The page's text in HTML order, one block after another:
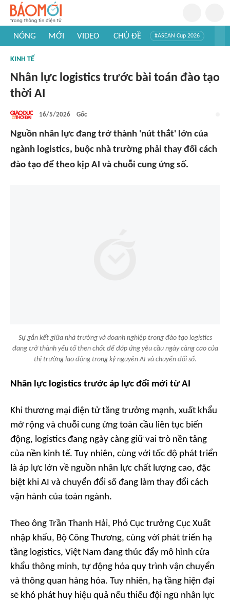
NÓNG MỚI VIDEO CHỦ ĐỀ #ASEAN Cup 2026
#Khám phá Việt Nam
KINH TẾ
Nhân lực logistics trước bài toán đào tạo
thời AI
16/5/2026 Gốc
Nguồn nhân lực đang trở thành 'nút thắt' lớn của
ngành logistics, buộc nhà trường phải thay đổi cách
đào tạo để theo kịp AI và chuỗi cung ứng số.
Sự gắn kết giữa nhà trường và doanh nghiệp trong đào tạo logistics
đang trở thành yếu tố then chốt để đáp ứng yêu cầu ngày càng cao của
thị trường lao động trong kỷ nguyên AI và chuyển đổi số.
Nhân lực logistics trước áp lực đổi mới từ AI
Khi thương mại điện tử tăng trưởng mạnh, xuất khẩu
mở rộng và chuỗi cung ứng toàn cầu liên tục biến
động, logistics đang ngày càng giữ vai trò nền tảng
của nền kinh tế. Tuy nhiên, cùng với tốc độ phát triển
là áp lực lớn về nguồn nhân lực chất lượng cao, đặc
biệt khi AI và chuyển đổi số đang làm thay đổi cách
vận hành của toàn ngành.
Theo ông Trần Thanh Hải, Phó Cục trưởng Cục Xuất
nhập khẩu, Bộ Công Thương, cùng với phát triển hạ
tầng logistics, Việt Nam đang thúc đẩy mô hình cửa
khẩu thông minh, tự động hóa quy trình vận chuyển
và thông quan hàng hóa. Tuy nhiên, hạ tầng hiện đại
sẽ khó phát huy hiệu quả nếu thiếu đội ngũ nhân lực